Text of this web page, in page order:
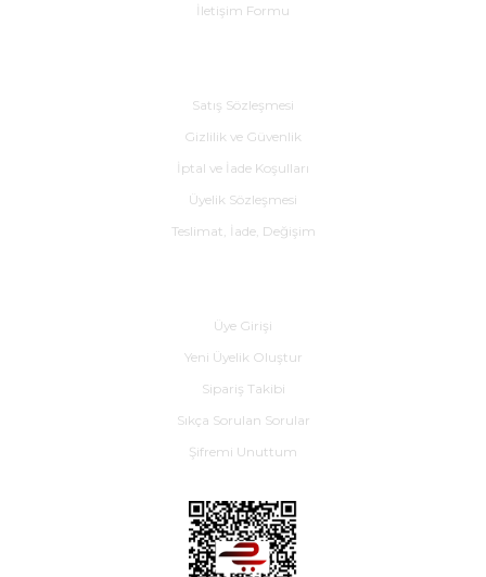
İletişim Formu
Satış Sözleşmesi
Gizlilik ve Güvenlik
İptal ve İade Koşulları
Üyelik Sözleşmesi
Teslimat, İade, Değişim
Üye Girişi
Yeni Üyelik Oluştur
Sipariş Takibi
Sıkça Sorulan Sorular
Şifremi Unuttum